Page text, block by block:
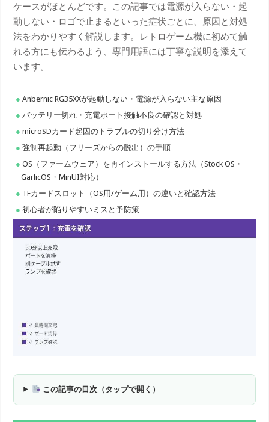
ケースがほとんどです。この記事では電源が入らない・起
動しない・ロゴで止まるといった症状ごとに、原因と対処
法をわかりやすく解説します。レトロゲーム機に初めて触
れる方にも伝わるよう、専門用語には丁寧な説明を添えて
います。
Anbernic RG35XXが起動しない・電源が入らない主な原因
バッテリー切れ・充電ポート接触不良の確認と対処
microSDカード起因のトラブルの切り分け方法
強制再起動（フリーズからの脱出）の手順
OS（ファームウェア）を再インストールする方法（Stock OS・
GarlicOS・MinUI対応）
TFカードスロット（OS用/ゲーム用）の違いと確認方法
初心者が陥りやすいミスと予防策
この記事の目次（タップで開く）